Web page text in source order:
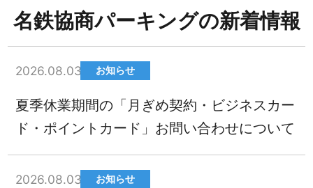
名鉄協商パーキングの新着情報
2026.08.03 お知らせ
夏季休業期間の「月ぎめ契約・ビジネスカー
ド・ポイントカード」お問い合わせについて
2026.08.03 お知らせ